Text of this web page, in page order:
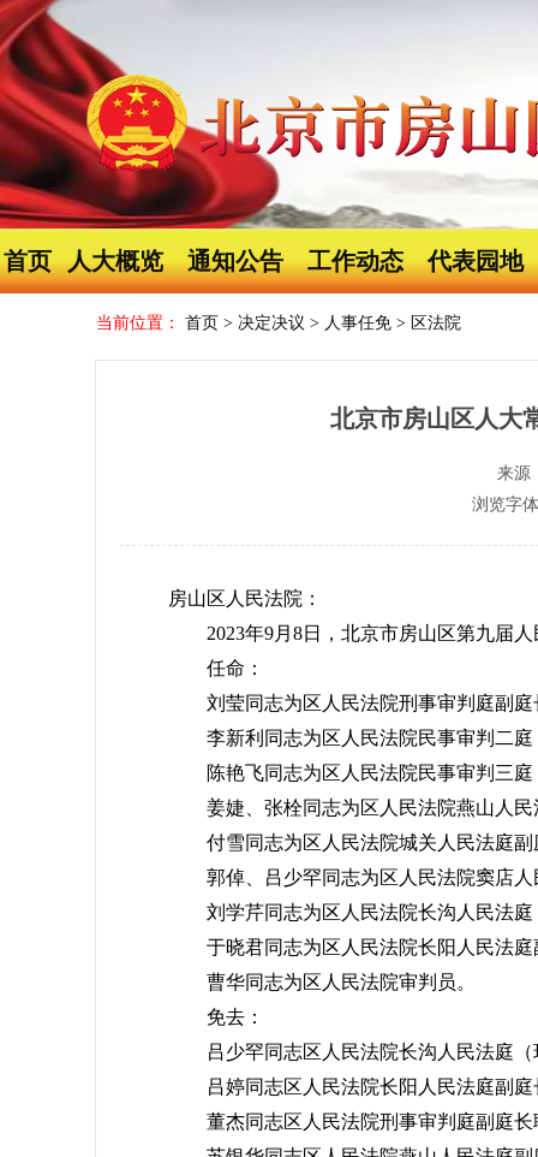
首页 人大概览 通知公告 工作动态 代表园地
当前位置： 首页 > 决定决议 > 人事任免 > 区法院
北京市房山区人大
来源
浏览字
房山区人民法院：
2023年9月8日，北京市房山区第九届人
任命：
刘莹同志为区人民法院刑事审判庭副庭
李新利同志为区人民法院民事审判二庭
陈艳飞同志为区人民法院民事审判三庭
姜婕、张栓同志为区人民法院燕山人民
付雪同志为区人民法院城关人民法庭副
郭倬、吕少罕同志为区人民法院窦店人
刘学芹同志为区人民法院长沟人民法庭
于晓君同志为区人民法院长阳人民法庭
曹华同志为区人民法院审判员。
免去：
吕少罕同志区人民法院长沟人民法庭（
吕婷同志区人民法院长阳人民法庭副庭
董杰同志区人民法院刑事审判庭副庭长